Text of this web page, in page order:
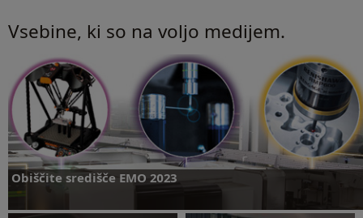
Vsebine, ki so na voljo medijem.
Obiščite središče EMO 2023